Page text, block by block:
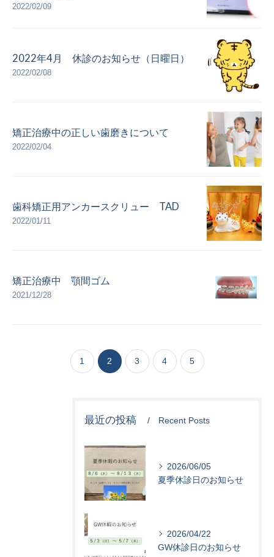
2022/02/09
2022年4月 休診のお知らせ（日曜日）
2022/02/08
矯正治療中の正しい歯磨きについて
2022/02/04
歯科矯正用アンカースクリュー TAD
2022/01/11
矯正治療中 顎間ゴム
2021/12/28
1 2 3 4 5
最近の投稿 Recent Posts
2026/06/05
夏季休診日のお知らせ
2026/04/22
GW休診日のお知らせ